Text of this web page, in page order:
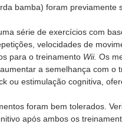
bamba) foram previamente
série de exercícios com
velocidades de
para o treinamento Wii. Os
a semelhança com o
ou estimulação cognitiva,
foram bem tolerados.
após ambos os